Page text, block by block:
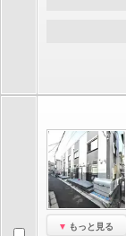
もっと見る